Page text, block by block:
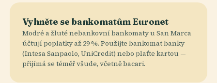
Vyhněte se bankomatům Euronet
Modré a žluté nebankovní bankomaty u San Marca
účtují poplatky až 29 %. Použijte bankomat banky
(Intesa Sanpaolo, UniCredit) nebo plaťte kartou —
přijímá se téměř všude, včetně bacari.